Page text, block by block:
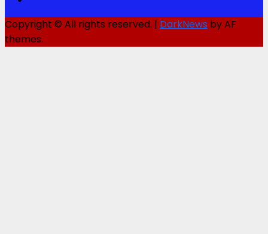
Copyright © All rights reserved. | DarkNews by AF
themes.